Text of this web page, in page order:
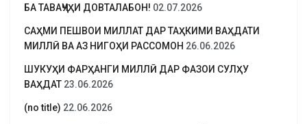
БА ТАВАҶҶУҲИ ДОВТАЛАБОН! 02.07.2026
САҲМИ ПЕШВОИ МИЛЛАТ ДАР ТАҲКИМИ ВАҲДАТИ
МИЛЛӢ ВА АЗ НИГОҲИ РАССОМОН 26.06.2026
ШУКУҲИ ФАРҲАНГИ МИЛЛӢ ДАР ФАЗОИ СУЛҲУ
ВАҲДАТ 23.06.2026
(no title) 22.06.2026